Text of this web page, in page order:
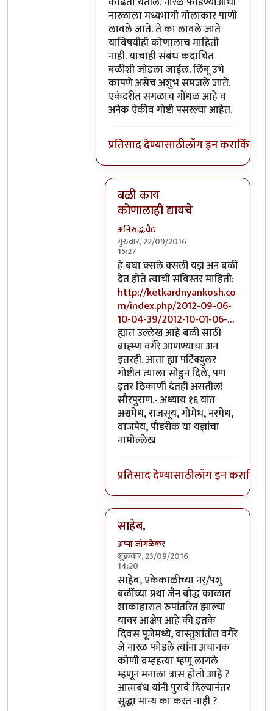
नारळाला मध्यभागी गोलाकार पाणी
लावले जाते. ते का लावले जाते
याविषयीही कोणालाच माहिती
नाही. याचाही संबंध कदाचित
बळीशी जोडला जाईल. लिंबू उभे
कापणे असेच अशुभ समजले जाते.
एकंदरीत सगळाच गोंधळ आहे व
अनेक ऐकीव गोष्टी पसरल्या आहेत.
प्रतिसाद देण्यासाठीलॉग इन कराकिंवा
बळी काय
कोणालाही द्यायचे
अनिरुद्ध.वैद्य
गुरुवार, 22/09/2016
15:27
In reply toपरंतु नारळ फोडणे म्हणजे
हे बघा क्सले क्सली यज्ञ अन बळी
देत होते त्याची सविस्तर माहिती:
http://ketkardnyankosh.co
m/index.php/2012-09-06-
10-04-39/2012-10-01-06-…
ह्यात उल्लेख आहे बळी साठी
ब्राह्म्ण वगैरे आणण्याचा अन
इतरही. आता ह्या पर्टिक्युलर
गोष्टीत त्याला सोडुन दिले, पण
इतर ठिकाणी देतही असतील!
सौरपुराण.- अध्याय १६ यांत
अश्वमेध, राजसूय, गोमेध, नरमेध,
वाजपेय, पौडरीक या यज्ञांचा
नामोल्लेख
प्रतिसाद देण्यासाठीलॉग इन कराकिंवा
साहेब,
अप्पा जोगळेकर
शुक्रवार, 23/09/2016
14:20
In reply toपरंतु नारळ फोडणे म्हणजे
साहेब, एकेकाळीच्या नर्/पशु
बळींच्या प्रथा जैन बौद्ध काळात
शाकाहारात रुपांतरित झाल्या
यावर आक्षेप आहे की इतके
दिवस पूजेमध्ये, वास्तुशांतीत वगैरे
जे नारळ फोडले त्यांना अचानक
कोणी ब्रम्हहत्या म्हणू लागले
म्हणून मनाला त्रास होतो आहे ?
आत्मबंध यांनी पुरावे दिल्यानंतर
सुद्धा मान्य का करत नाही ?